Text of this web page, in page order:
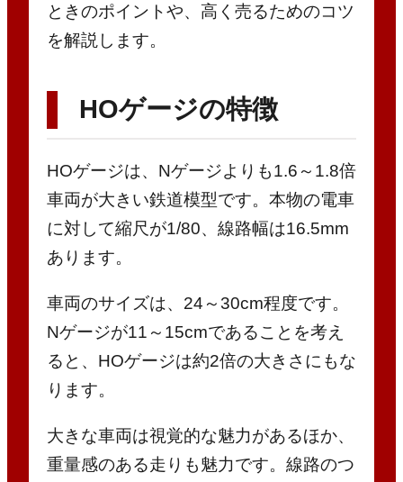
ときのポイントや、高く売るためのコツ
を解説します。
HOゲージの特徴
HOゲージは、Nゲージよりも1.6～1.8倍
車両が大きい鉄道模型です。本物の電車
に対して縮尺が1/80、線路幅は16.5mm
あります。
車両のサイズは、24～30cm程度です。
Nゲージが11～15cmであることを考え
ると、HOゲージは約2倍の大きさにもな
ります。
大きな車両は視覚的な魅力があるほか、
重量感のある走りも魅力です。線路のつ